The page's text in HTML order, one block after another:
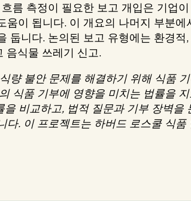
름 측정이 필요한 보고 개입은 기업
이 됩니다. 이 개요의 나머지 부분에
둡니다. 논의된 보고 유형에는 환경적,
음식물 쓰레기 신고.
량 불안 문제를 해결하기 위해 식품
식품 기부에 영향을 미치는 법률을
비교하고, 법적 질문과 기부 장벽을
다. 이 프로젝트는 하버드 로스쿨 식